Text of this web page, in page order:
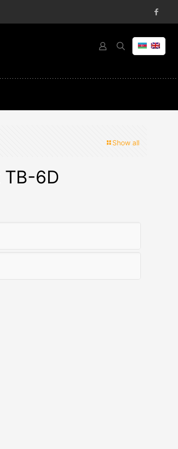
Show all
TB-6D